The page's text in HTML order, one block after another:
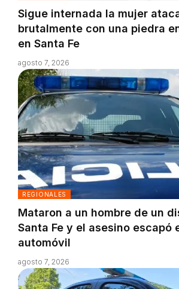
Sigue internada la mujer
brutalmente con una piedra
en Santa Fe
agosto 7, 2026
REGIONALES
Mataron a un hombre de un
Santa Fe y el asesino escapó
automóvil
agosto 7, 2026